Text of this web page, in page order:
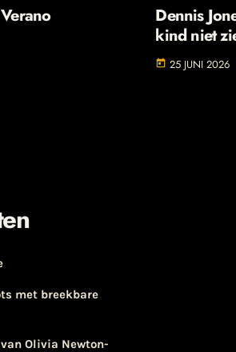
Dennis
kind niet
today 25 JUNI 2026
met breekbare
Olivia Newton-